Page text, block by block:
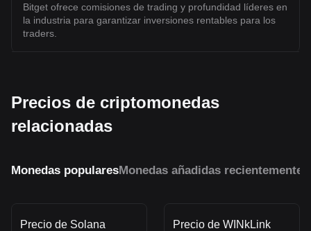
Bitget ofrece comisiones de trading y profundidad líderes en
la industria para garantizar inversiones rentables para los
traders.
Precios de criptomonedas
relacionadas
Monedas popularesMonedas añadidas recientemente
Precio de Solana
Precio de WINkLink